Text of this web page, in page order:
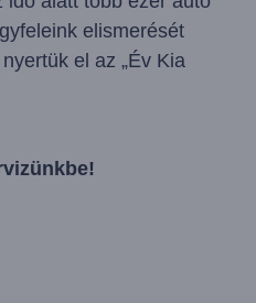
elismerését
el az „Év Kia